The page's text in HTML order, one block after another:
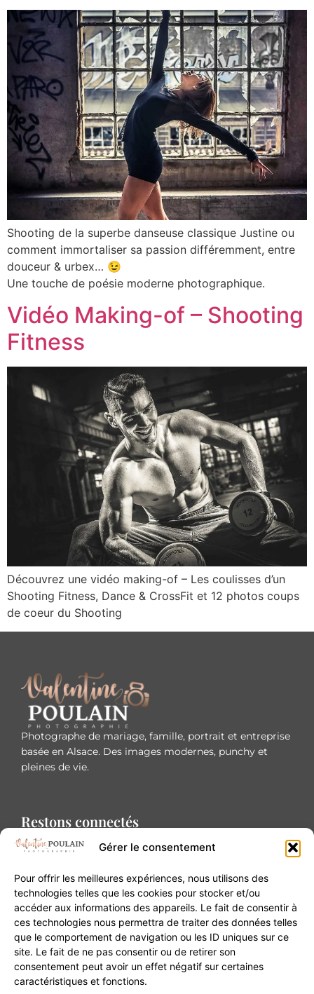
Gérer le consentement
Pour offrir les meilleures expériences, nous utilisons des
technologies telles que les cookies pour stocker et/ou
accéder aux informations des appareils. Le fait de consentir à
ces technologies nous permettra de traiter des données telles
que le comportement de navigation ou les ID uniques sur ce
site. Le fait de ne pas consentir ou de retirer son
consentement peut avoir un effet négatif sur certaines
caractéristiques et fonctions.
Shooting de la superbe danseuse classique Justine ou
comment immortaliser sa passion différemment, entre
douceur & urbex… 😉
Une touche de poésie moderne photographique.
Vidéo Making-of – Shooting
Fitness
Découvrez une vidéo making-of – Les coulisses d’un
Shooting Fitness, Dance & CrossFit et 12 photos coups
de coeur du Shooting
Photographe de mariage, famille, portrait et entreprise
basée en Alsace. Des images modernes, punchy et
pleines de vie.
Restons connectés
Contact
20B Grand Rue 68180 Horbourg-Wihr
06 84 93 03 01
contact@valentinepoulain.com